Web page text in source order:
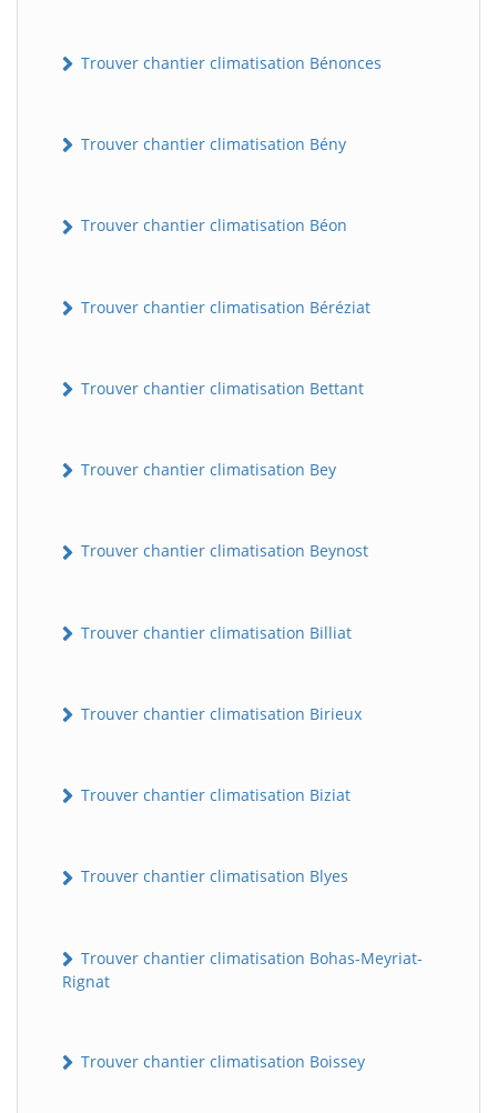
Trouver chantier climatisation Bénonces
Trouver chantier climatisation Bény
Trouver chantier climatisation Béon
Trouver chantier climatisation Béréziat
Trouver chantier climatisation Bettant
Trouver chantier climatisation Bey
Trouver chantier climatisation Beynost
Trouver chantier climatisation Billiat
Trouver chantier climatisation Birieux
Trouver chantier climatisation Biziat
Trouver chantier climatisation Blyes
Trouver chantier climatisation Bohas-Meyriat-
Rignat
Trouver chantier climatisation Boissey